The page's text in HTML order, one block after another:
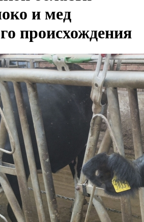
и мед
происхождения